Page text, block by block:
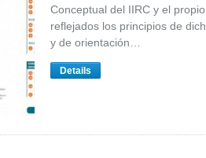
Conceptual del IIRC y el
reflejados los principios de
y de orientación…
Details